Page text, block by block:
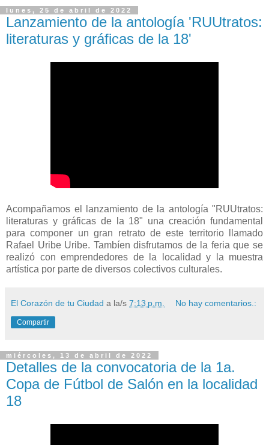
lunes, 25 de abril de 2022
Lanzamiento de la antología 'RUUtratos:
literaturas y gráficas de la 18'
Acompañamos el lanzamiento de la antología "RUUtratos:
literaturas y gráficas de la 18" una creación fundamental
para componer un gran retrato de este territorio llamado
Rafael Uribe Uribe. Tambíen disfrutamos de la feria que se
realizó con emprendedores de la localidad y la muestra
artística por parte de diversos colectivos culturales.
El Corazón de tu Ciudad a la/s 7:13 p.m. No hay comentarios.:
Compartir
miércoles, 13 de abril de 2022
Detalles de la convocatoria de la 1a.
Copa de Fútbol de Salón en la localidad
18